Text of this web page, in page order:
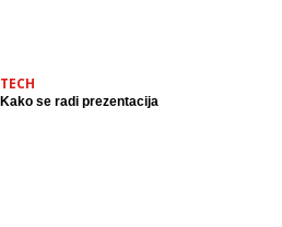
TECH
Kako se radi prezentacija